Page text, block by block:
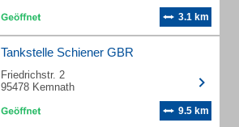
3.1 km
Tankstelle Schiener GBR
Friedrichstr. 2
95478 Kemnath
9.5 km